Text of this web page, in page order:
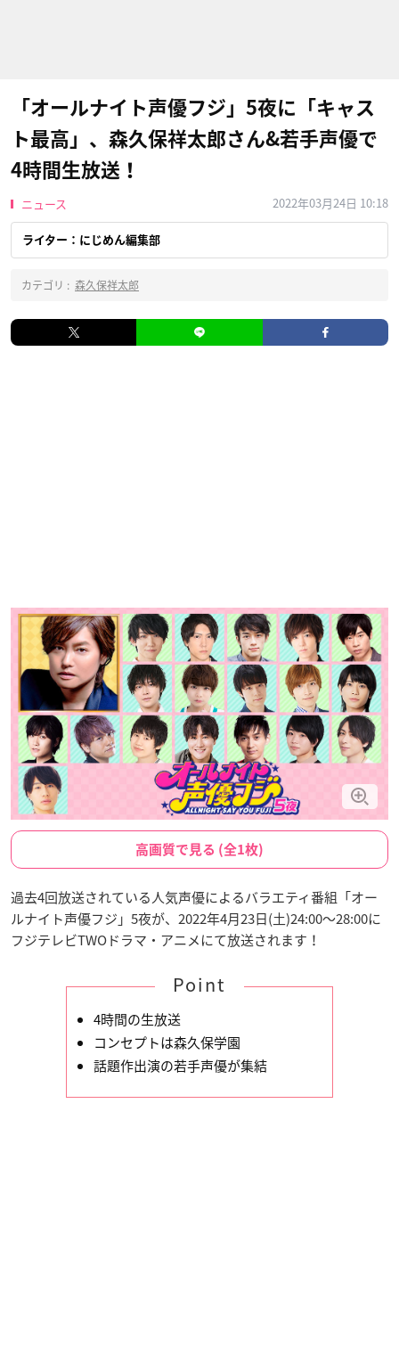
「オールナイト声優フジ」5夜に「キャス
ト最高」、森久保祥太郎さん&若手声優で
4時間生放送！
ニュース 2022年03月24日 10:18
ライター：にじめん編集部
カテゴリ : 森久保祥太郎
高画質で見る (全1枚)
過去4回放送されている人気声優によるバラエティ番組「オー
ルナイト声優フジ」5夜が、2022年4月23日(土)24:00～28:00に
フジテレビTWOドラマ・アニメにて放送されます！
Point
4時間の生放送
コンセプトは森久保学園
話題作出演の若手声優が集結